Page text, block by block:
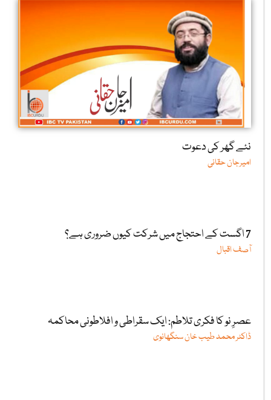
نئے گھر کی دعوت
امیرجان حقانی
7 اگست کے احتجاج میں شرکت کیوں ضروری ہے؟
آصف اقبال
عصرِ نو کا فکری تلاطم: ایک سقراطی و افلاطونی محاکمہ
ڈاکٹر محمد طیب خان سنگھانوی